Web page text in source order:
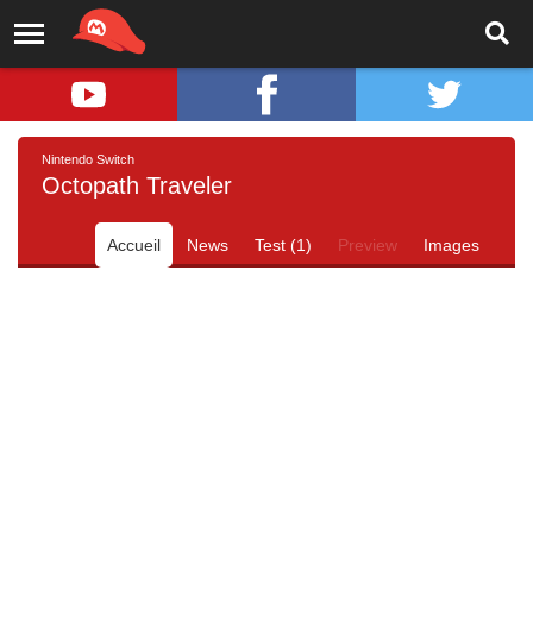
Nintendo Switch
Octopath Traveler
Accueil News Test (1) Preview Images